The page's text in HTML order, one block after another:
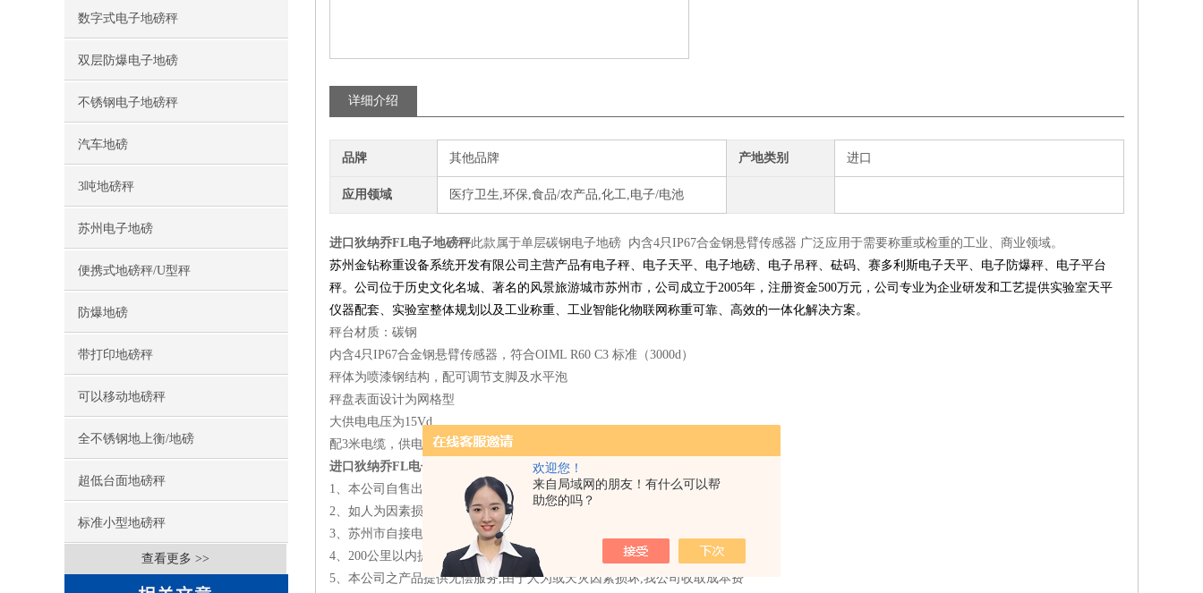
欢迎您！
来自局域网的朋友！有什么可以帮
助您的吗？
数字式电子地磅秤
双层防爆电子地磅
不锈钢电子地磅秤
汽车地磅
3吨地磅秤
苏州电子地磅
便携式地磅秤/U型秤
防爆地磅
带打印地磅秤
可以移动地磅秤
全不锈钢地上衡/地磅
超低台面地磅秤
标准小型地磅秤
查看更多 >>
详细介绍
品牌 其他品牌 产地类别 进口
应用领域 医疗卫生,环保,食品/农产品,化工,电子/电池
进口狄纳乔FL电子地磅秤此款属于单层碳钢电子地磅 内含4只IP67合金钢悬臂传感器 广泛应用于需要称重或检重的工业、商业领域。
苏州金钻称重设备系统开发有限公司主营产品有电子秤、电子天平、电子地磅、电子吊秤、砝码、赛多利斯电子天平、电子防爆秤、电子平台
秤。公司位于历史文化名城、著名的风景旅游城市苏州市，公司成立于2005年，注册资金500万元，公司专业为企业研发和工艺提供实验室天平
仪器配套、实验室整体规划以及工业称重、工业智能化物联网称重可靠、高效的一体化解决方案。
秤台材质：碳钢
内含4只IP67合金钢悬臂传感器，符合OIML R60 C3 标准（3000d）
秤体为喷漆钢结构，配可调节支脚及水平泡
秤盘表面设计为网格型
大供电电压为15Vd
配3米电缆，供电连接称重显示器用
进口狄纳乔FL电子地磅秤
，广泛应用于需要称重或检重的工业、商业领域。
1、本公司自售出之日起（正常使用情况下）免费保修一年.
2、如人为因素损坏，酌情收取配件成本费
3、苏州市自接电话日起2-4小时响应
4、200公里以内提供上门服务，以外以邮寄或快运方式.
5、本公司之产品提供无偿服务,由于人为或天灾因素损坏,我公司收取成本费